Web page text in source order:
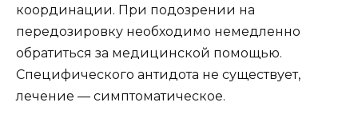
координации. При подозрении на
передозировку необходимо немедленно
обратиться за медицинской помощью.
Специфического антидота не существует,
лечение — симптоматическое.